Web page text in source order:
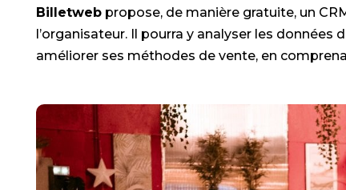
Billetweb propose, de manière gratuite, un
l’organisateur. Il pourra y analyser les
améliorer ses méthodes de vente, en